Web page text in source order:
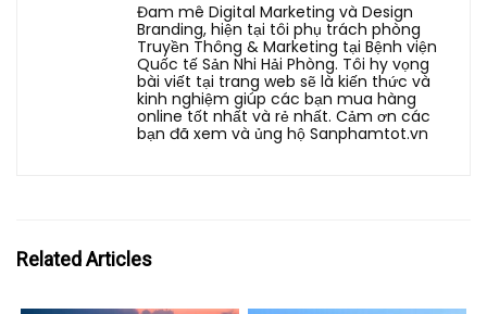
Đam mê Digital Marketing và Design
Branding, hiện tại tôi phụ trách phòng
Truyền Thông & Marketing tại Bệnh viện
Quốc tế Sản Nhi Hải Phòng. Tôi hy vọng
bài viết tại trang web sẽ là kiến thức và
kinh nghiệm giúp các bạn mua hàng
online tốt nhất và rẻ nhất. Cảm ơn các
bạn đã xem và ủng hộ Sanphamtot.vn
Related Articles